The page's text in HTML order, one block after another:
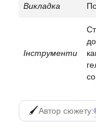
Викладка
Інструменти
Автор сюжету: